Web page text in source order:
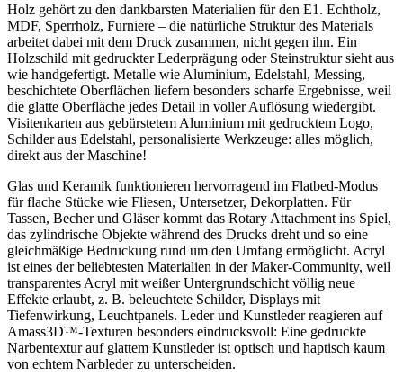
Holz gehört zu den dankbarsten Materialien für den E1. Echtholz,
MDF, Sperrholz, Furniere – die natürliche Struktur des Materials
arbeitet dabei mit dem Druck zusammen, nicht gegen ihn. Ein
Holzschild mit gedruckter Lederprägung oder Steinstruktur sieht aus
wie handgefertigt. Metalle wie Aluminium, Edelstahl, Messing,
beschichtete Oberflächen liefern besonders scharfe Ergebnisse, weil
die glatte Oberfläche jedes Detail in voller Auflösung wiedergibt.
Visitenkarten aus gebürstetem Aluminium mit gedrucktem Logo,
Schilder aus Edelstahl, personalisierte Werkzeuge: alles möglich,
direkt aus der Maschine!
Glas und Keramik funktionieren hervorragend im Flatbed-Modus
für flache Stücke wie Fliesen, Untersetzer, Dekorplatten. Für
Tassen, Becher und Gläser kommt das Rotary Attachment ins Spiel,
das zylindrische Objekte während des Drucks dreht und so eine
gleichmäßige Bedruckung rund um den Umfang ermöglicht. Acryl
ist eines der beliebtesten Materialien in der Maker-Community, weil
transparentes Acryl mit weißer Untergrundschicht völlig neue
Effekte erlaubt, z. B. beleuchtete Schilder, Displays mit
Tiefenwirkung, Leuchtpanels. Leder und Kunstleder reagieren auf
Amass3D™-Texturen besonders eindrucksvoll: Eine gedruckte
Narbentextur auf glattem Kunstleder ist optisch und haptisch kaum
von echtem Narbleder zu unterscheiden.